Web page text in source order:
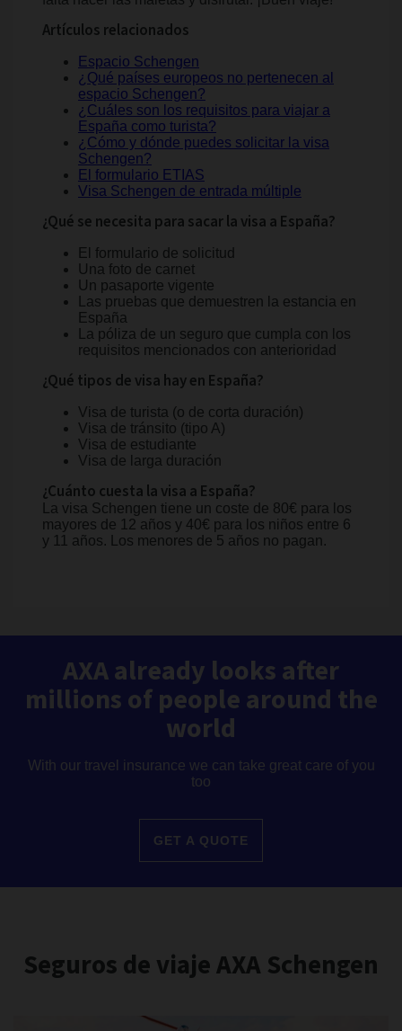
Artículos relacionados
Espacio Schengen
¿Qué países europeos no pertenecen al
espacio Schengen?
¿Cuáles son los requisitos para viajar a
España como turista?
¿Cómo y dónde puedes solicitar la visa
Schengen?
El formulario ETIAS
Visa Schengen de entrada múltiple
¿Qué se necesita para sacar la visa a España?
El formulario de solicitud
Una foto de carnet
Un pasaporte vigente
Las pruebas que demuestren la estancia en
España
La póliza de un seguro que cumpla con los
requisitos mencionados con anterioridad
¿Qué tipos de visa hay en España?
Visa de turista (o de corta duración)
Visa de tránsito (tipo A)
Visa de estudiante
Visa de larga duración
¿Cuánto cuesta la visa a España?
La visa Schengen tiene un coste de 80€ para los
mayores de 12 años y 40€ para los niños entre 6
y 11 años. Los menores de 5 años no pagan.
AXA already looks after
millions of people around the
world
With our travel insurance we can take great care of you
too
GET A QUOTE
Seguros de viaje AXA Schengen